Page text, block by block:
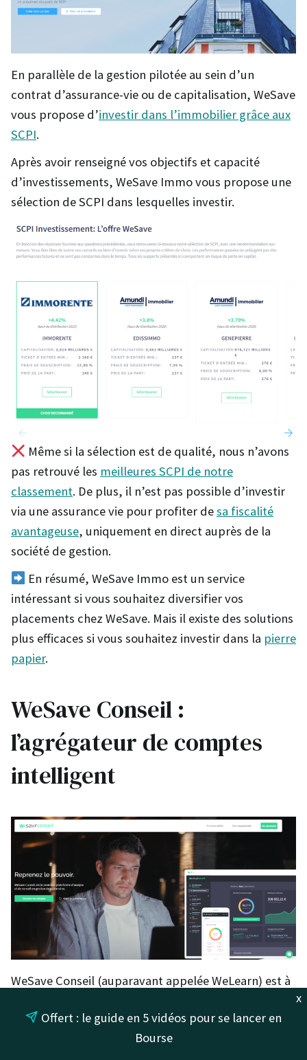
En parallèle de la gestion pilotée au sein d’un
contrat d’assurance-vie ou de capitalisation, WeSave
vous propose d’investir dans l’immobilier grâce aux
SCPI.
Après avoir renseigné vos objectifs et capacité
d’investissements, WeSave Immo vous propose une
sélection de SCPI dans lesquelles investir.
Même si la sélection est de qualité, nous n’avons
pas retrouvé les meilleures SCPI de notre
classement. De plus, il n’est pas possible d’investir
via une assurance vie pour profiter desa fiscalité
avantageuse, uniquement en direct auprès de la
société de gestion.
En résumé, WeSave Immo est un service
intéressant si vous souhaitez diversifier vos
placements chez WeSave. Mais il existe des solutions
plus efficaces si vous souhaitez investir dans la pierre
papier.
WeSave Conseil :
l’agrégateur de comptes
intelligent
WeSave Conseil (auparavant appelée WeLearn) est à
d’analyse de votre patrimoine.
x
Offert : le guide en 5 vidéos pour se lancer en
Bourse